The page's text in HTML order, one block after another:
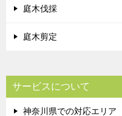
庭木伐採
庭木剪定
サービスについて
神奈川県での対応エリア